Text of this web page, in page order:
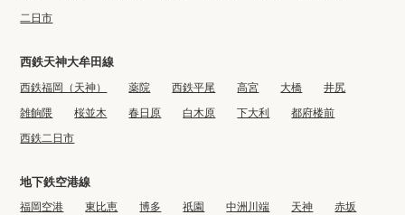
二日市
西鉄天神大牟田線
西鉄福岡（天神） 薬院 西鉄平尾 高宮 大橋
井尻
雑餉隈
桜並木 春日原 白木原 下大利
都府楼前
西鉄二日市
地下鉄空港線
福岡空港 東比恵 博多 祇園 中洲川端 天神
赤坂